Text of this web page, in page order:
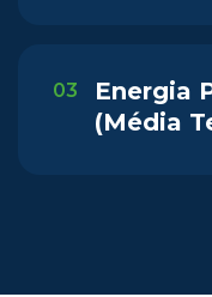
03
Energia
(Média